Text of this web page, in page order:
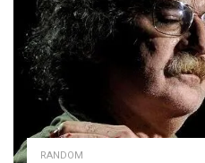
RANDOM